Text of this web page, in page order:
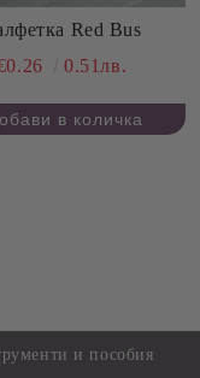
Red Bus
0.51лв.
и пособия